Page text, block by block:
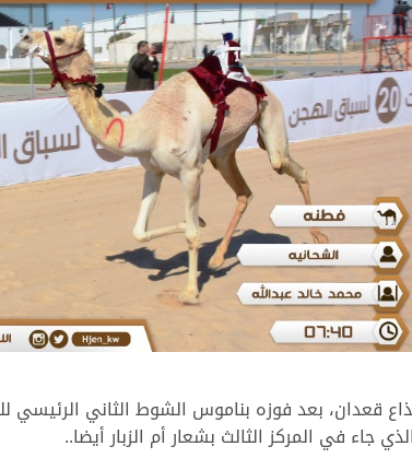
قعدان، بعد فوزه بناموس الشوط الثاني الرئيسي
في المركز الثالث بشعار أم الزبار أيضا..